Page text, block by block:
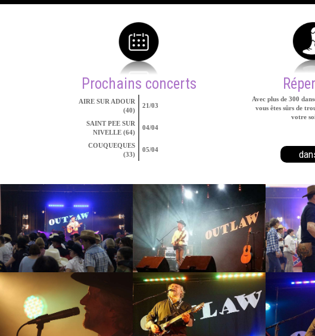
Prochains concerts
AIRE SUR ADOUR
(40)
21/03
SAINT PEE SUR
NIVELLE (64)
04/04
COUQUEQUES
(33)
05/04
Avec plus de 300
vous êtes sûrs de
votre